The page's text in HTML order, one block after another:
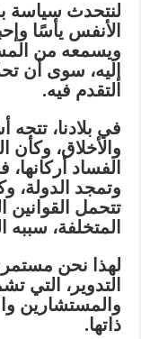
لنتحدث سياسة
الأنفس يأسًا
ويسمعه من
إليه، سوى أن
التقدم فيه.
في بلادنا، تتجه
والأخلاق، وكأن
الفساد
وتمجد الدولة،
تتحمل القوانين
المتخلفة، سببه
لهذا نحن
التدوير، التي
والمستشارين
ذاتها.